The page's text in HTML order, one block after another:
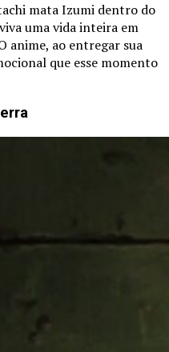
mata Izumi dentro do
uma vida inteira em
anime, ao entregar sua
que esse momento